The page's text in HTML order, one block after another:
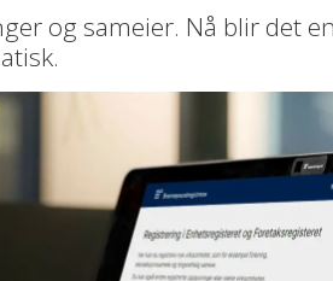
og sameier. Nå blir det